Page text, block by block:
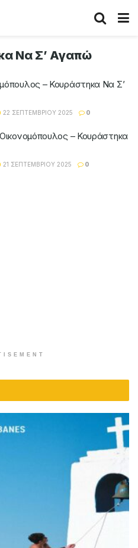
Να Σ’ Αγαπώ
– Κουράστηκα Να Σ’
22 ΣΕΠΤΕΜΒΡΊΟΥ 2025 0
Οικονομόπουλος – Κουράστηκα
21 ΣΕΠΤΕΜΒΡΊΟΥ 2025 0